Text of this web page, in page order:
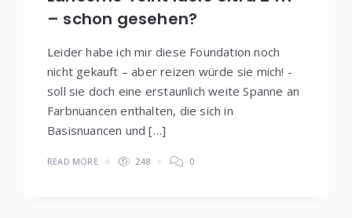
– schon gesehen?
Leider habe ich mir diese Foundation noch
nicht gekauft – aber reizen würde sie mich! -
soll sie doch eine erstaunlich weite Spanne an
Farbnuancen enthalten, die sich in
Basisnuancen und […]
READ MORE 248 0